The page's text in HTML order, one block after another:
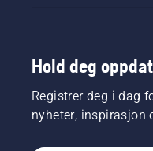
Hold deg
Registrer deg i dag
nyheter, inspirasjon